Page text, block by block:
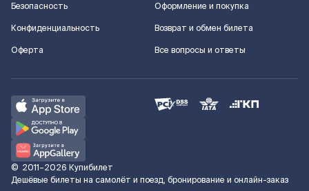
Безопасность
Конфиденциальность
Оферта
Оформление и покупка
Возврат и обмен билета
Все вопросы и ответы
© 2011–2026 Купибилет
Дешёвые билеты на самолёт и поезд, бронирование и онлайн-заказ